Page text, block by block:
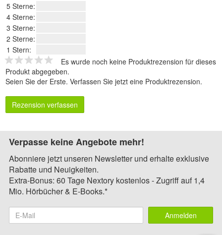
5 Sterne:
4 Sterne:
3 Sterne:
2 Sterne:
1 Stern:
Es wurde noch keine Produktrezension für dieses
Produkt abgegeben.
Seien Sie der Erste. Verfassen Sie jetzt eine Produktrezension.
Rezension verfassen
Verpasse keine Angebote mehr!
Abonniere jetzt unseren Newsletter und erhalte exklusive
Rabatte und Neuigkeiten.
Extra-Bonus: 60 Tage Nextory kostenlos - Zugriff auf 1,4
Mio. Hörbücher & E-Books.*
Anmelden